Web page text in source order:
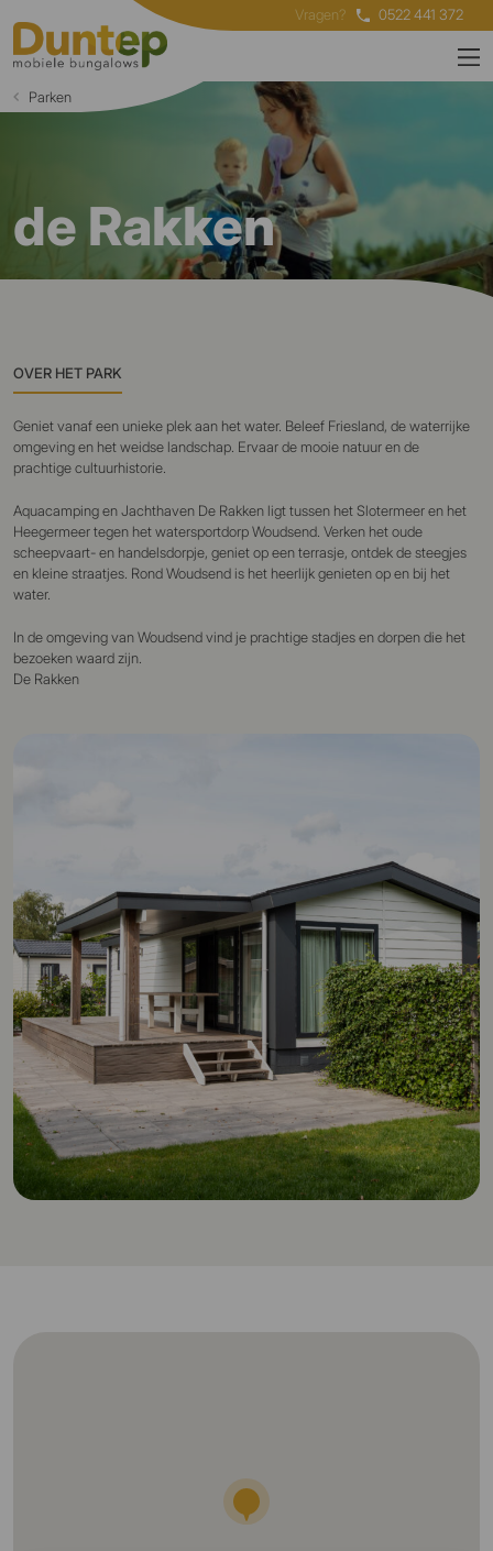
Vragen? 0522 441 372
Parken
de Rakken
OVER HET PARK
Geniet vanaf een unieke plek aan het water. Beleef Friesland, de waterrijke
omgeving en het weidse landschap. Ervaar de mooie natuur en de
prachtige cultuurhistorie.
Aquacamping en Jachthaven De Rakken ligt tussen het Slotermeer en het
Heegermeer tegen het watersportdorp Woudsend. Verken het oude
scheepvaart- en handelsdorpje, geniet op een terrasje, ontdek de steegjes
en kleine straatjes. Rond Woudsend is het heerlijk genieten op en bij het
water.
In de omgeving van Woudsend vind je prachtige stadjes en dorpen die het
bezoeken waard zijn.
De Rakken